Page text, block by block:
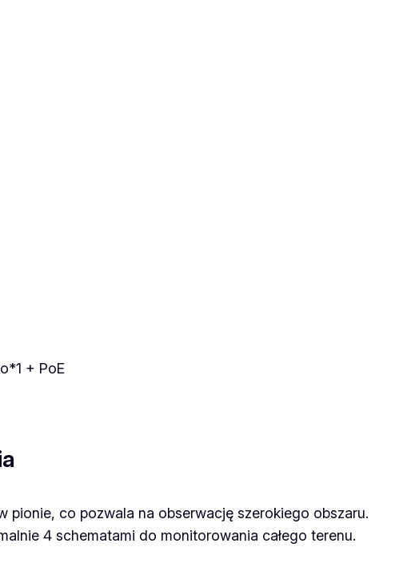
+ PoE
co pozwala na obserwację szerokiego obszaru.
4 schematami do monitorowania całego terenu.